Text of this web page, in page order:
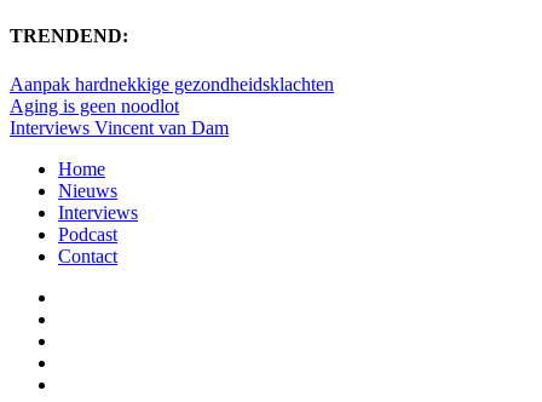
TRENDEND:
Aanpak hardnekkige gezondheidsklachten
Aging is geen noodlot
Interviews Vincent van Dam
Home
Nieuws
Interviews
Podcast
Contact